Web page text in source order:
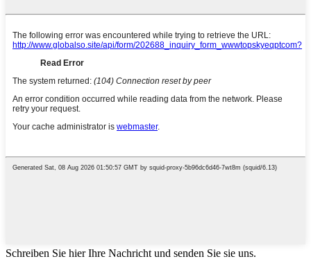
Schreiben Sie hier Ihre Nachricht und senden Sie sie uns.